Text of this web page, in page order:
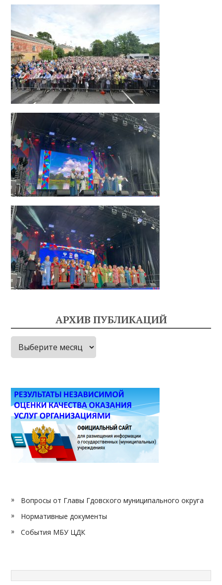
АРХИВ ПУБЛИКАЦИЙ
Архив
публикаций
Вопросы от Главы Гдовского муниципального округа
Нормативные документы
События МБУ ЦДК